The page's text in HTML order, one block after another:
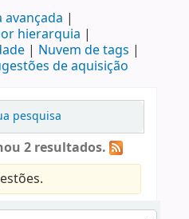
avançada
hierarquia
Nuvem de tags
de aquisição
pesquisa
2 resultados.